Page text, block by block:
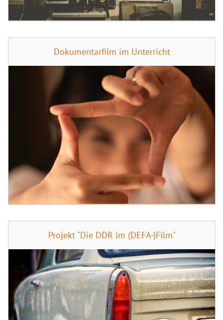
Dokumentarfilm im Unterricht
Projekt "Die DDR im (DEFA-)Film"